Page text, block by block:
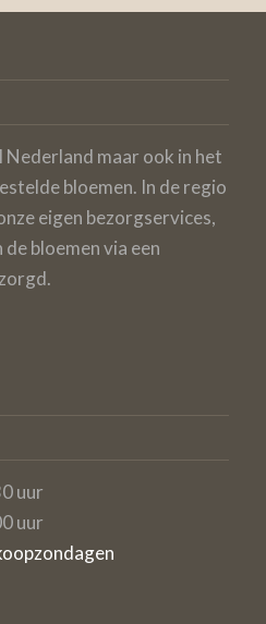
maar ook in het
bloemen. In de regio
eigen bezorgservices,
bloemen via een
uur
uur